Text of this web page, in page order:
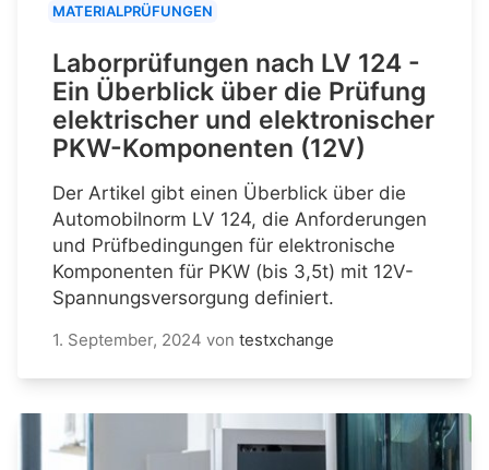
MATERIALPRÜFUNGEN
Laborprüfungen nach LV 124 -
Ein Überblick über die Prüfung
elektrischer und elektronischer
PKW-Komponenten (12V)
Der Artikel gibt einen Überblick über die
Automobilnorm LV 124, die Anforderungen
und Prüfbedingungen für elektronische
Komponenten für PKW (bis 3,5t) mit 12V-
Spannungsversorgung definiert.
1. September, 2024 von testxchange